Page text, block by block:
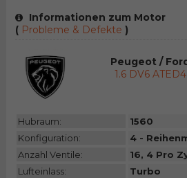
Informationen zum Motor
(Probleme & Defekte )
Peugeot /
1.6 DV6 ATED4
Hubraum: 1560
Konfiguration:
4 -
Anzahl Ventile:
16, 4 Pro
Lufteinlass:
Turbo